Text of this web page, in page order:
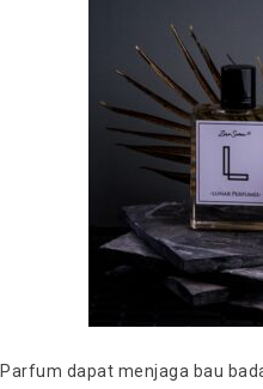
Parfum dapat menjaga bau